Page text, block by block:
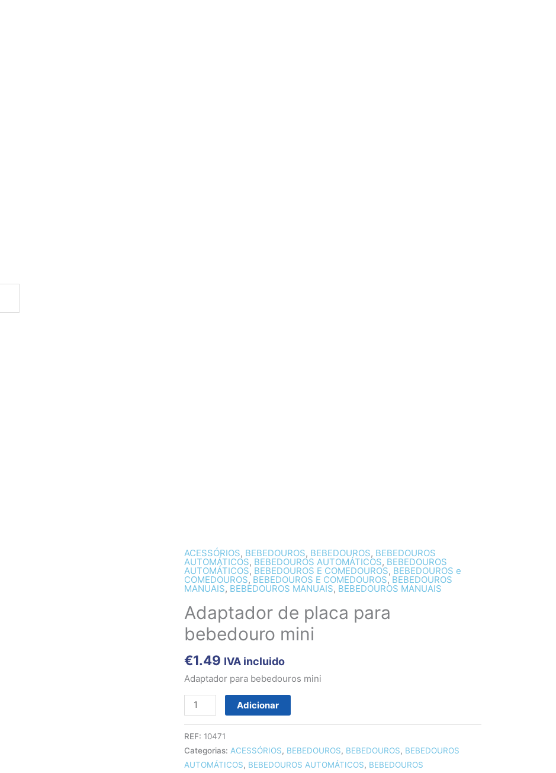
ACESSÓRIOS, BEBEDOUROS, BEBEDOUROS, BEBEDOUROS
AUTOMÁTICOS, BEBEDOUROS AUTOMÁTICOS, BEBEDOUROS
AUTOMÁTICOS, BEBEDOUROS E COMEDOUROS, BEBEDOUROS e
COMEDOUROS, BEBEDOUROS E COMEDOUROS, BEBEDOUROS
MANUAIS, BEBEDOUROS MANUAIS, BEBEDOUROS MANUAIS
Adaptador de placa para
bebedouro mini
€1.49 IVA incluido
Adaptador para bebedouros mini
Quantidade
de
Adaptador
placa
para
bebedouro
mini
Adicionar
REF: 10471
Categorias: ACESSÓRIOS, BEBEDOUROS, BEBEDOUROS, BEBEDOUROS
AUTOMÁTICOS, BEBEDOUROS AUTOMÁTICOS, BEBEDOUROS